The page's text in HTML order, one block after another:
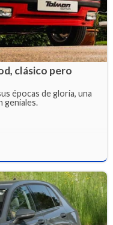
clásico pero
épocas de gloria, una
geniales.